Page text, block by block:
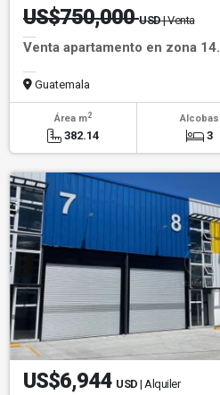
US$750,000USD| Venta
Venta apartamento en zona 14.
Guatemala
Área m2
382.14
Alcobas
3
US$6,944 USD | Alquiler